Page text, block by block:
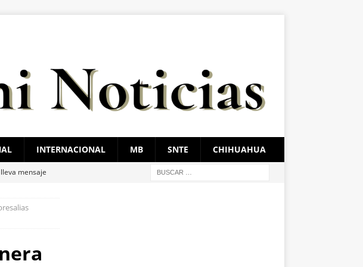
INTERNACIONAL MB SNTE CHIHUAHUA
mensaje
colonias
serrana